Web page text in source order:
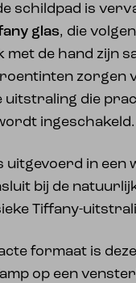
schildpad is
glas, die
met de hand zijn
zorgen
uitstraling die
ingeschakeld.
uitgevoerd in een
bij de
Tiffany-
formaat is
op een